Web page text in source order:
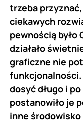
trzeba
ciekawych
pewnością było
działało
graficzne nie
funkcjonalności.
dosyć długo i
postanowiło je
inne środowisko